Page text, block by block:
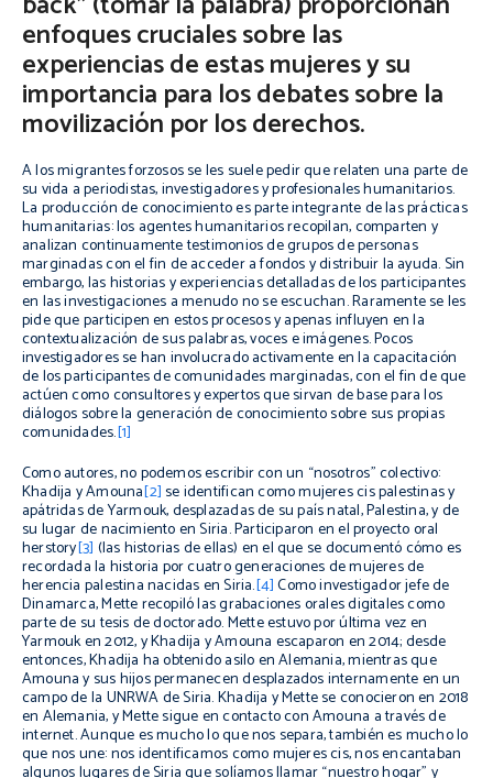
enfoques cruciales sobre las
experiencias de estas mujeres y su
importancia para los debates sobre la
movilización por los derechos.
A los migrantes forzosos se les suele pedir que relaten una parte de
su vida a periodistas, investigadores y profesionales humanitarios.
La producción de conocimiento es parte integrante de las prácticas
humanitarias: los agentes humanitarios recopilan, comparten y
analizan continuamente testimonios de grupos de personas
marginadas con el fin de acceder a fondos y distribuir la ayuda. Sin
embargo, las historias y experiencias detalladas de los participantes
en las investigaciones a menudo no se escuchan. Raramente se les
pide que participen en estos procesos y apenas influyen en la
contextualización de sus palabras, voces e imágenes. Pocos
investigadores se han involucrado activamente en la capacitación
de los participantes de comunidades marginadas, con el fin de que
actúen como consultores y expertos que sirvan de base para los
diálogos sobre la generación de conocimiento sobre sus propias
comunidades.[1]
Como autores, no podemos escribir con un “nosotros” colectivo:
Khadija y Amouna[2] se identifican como mujeres cis palestinas y
apátridas de Yarmouk, desplazadas de su país natal, Palestina, y de
su lugar de nacimiento en Siria. Participaron en el proyecto oral
herstory[3] (las historias de ellas) en el que se documentó cómo es
recordada la historia por cuatro generaciones de mujeres de
herencia palestina nacidas en Siria.[4]Como investigador jefe de
Dinamarca, Mette recopiló las grabaciones orales digitales como
parte de su tesis de doctorado. Mette estuvo por última vez en
Yarmouk en 2012, y Khadija y Amouna escaparon en 2014; desde
entonces, Khadija ha obtenido asilo en Alemania, mientras que
Amouna y sus hijos permanecen desplazados internamente en un
campo de la UNRWA de Siria. Khadija y Mette se conocieron en 2018
en Alemania, y Mette sigue en contacto con Amouna a través de
internet. Aunque es mucho lo que nos separa, también es mucho lo
que nos une: nos identificamos como mujeres cis, nos encantaban